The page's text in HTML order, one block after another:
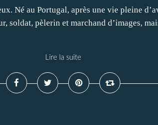
Né au Portugal, après une vie pleine
soldat, pèlerin et marchand d’images,
Lire la suite